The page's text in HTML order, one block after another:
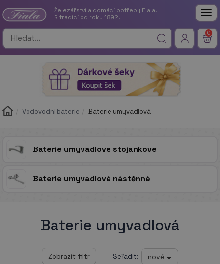
Železářství a domácí potřeby Fiala.
S tradicí od roku 1892.
0
Vodovodní baterie Baterie umyvadlová
Baterie umyvadlové stojánkové
Baterie umyvadlové nástěnné
Baterie umyvadlová
Seřadit: nové